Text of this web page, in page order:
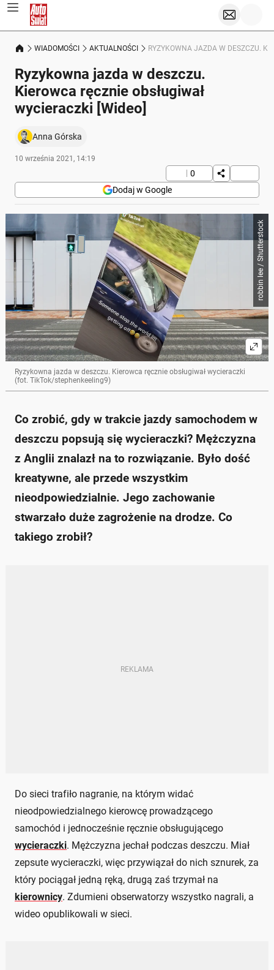
WIADOMOŚCI AKTUALNOŚCI RYZYKOWNA JAZDA W DESZCZU.
Ryzykowna jazda w deszczu.
Kierowca ręcznie obsługiwał
wycieraczki [Wideo]
Anna Górska
10 września 2021, 14:19
0
Dodaj w Google
robbin lee / Shutterstock
Ryzykowna jazda w deszczu. Kierowca ręcznie obsługiwał wycieraczki
(fot. TikTok/stephenkeeling9)
Co zrobić, gdy w trakcie jazdy samochodem w
deszczu popsują się wycieraczki? Mężczyzna
z Anglii znalazł na to rozwiązanie. Było dość
kreatywne, ale przede wszystkim
nieodpowiedzialnie. Jego zachowanie
stwarzało duże zagrożenie na drodze. Co
takiego zrobił?
Do sieci trafiło nagranie, na którym widać
nieodpowiedzialnego kierowcę prowadzącego
samochód i jednocześnie ręcznie obsługującego
wycieraczki. Mężczyzna jechał podczas deszczu. Miał
zepsute wycieraczki, więc przywiązał do nich sznurek, za
który pociągał jedną ręką, drugą zaś trzymał na
kierownicy. Zdumieni obserwatorzy wszystko nagrali, a
wideo opublikowali w sieci.